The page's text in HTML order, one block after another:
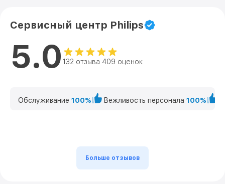
Сервисный центр Philips
5.0 132 отзыва 409 оценок
Обслуживание 100% Вежливость персонала 100%
Больше отзывов